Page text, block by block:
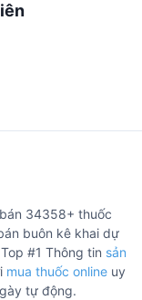
34358+ thuốc
buôn kê khai dự
#1 Thông tin sản
mua thuốc online uy
tự động.